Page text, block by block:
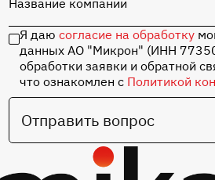
Перейти в каталог
Я даюсогласие на обработку
данных АО "Микрон" (ИНН
обработки заявки и обратной
что ознакомлен с Политикой
Отправить вопрос